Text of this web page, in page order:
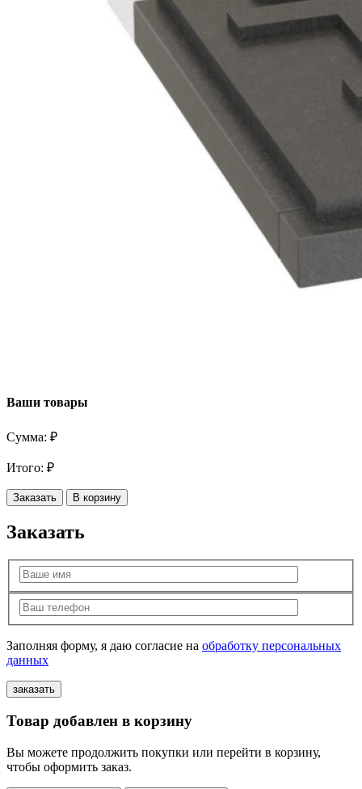
Ваши товары
Сумма: ₽
Итого: ₽
Заказать В корзину
Заказать
Заполняя форму, я даю согласие на обработку персональных
данных
Товар добавлен в корзину
Вы можете продолжить покупки или перейти в корзину,
чтобы оформить заказ.